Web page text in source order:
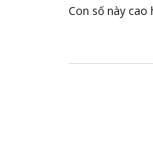
Con số này cao